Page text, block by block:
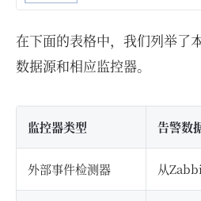
在下面的表格中，我们列举了
数据源和相应监控器。
监控器类型 告警数
外部事件检测器 从